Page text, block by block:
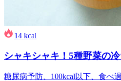
14 kcal
シャキシャキ！5種野菜の
糖尿病予防、100kcal以下、食べ